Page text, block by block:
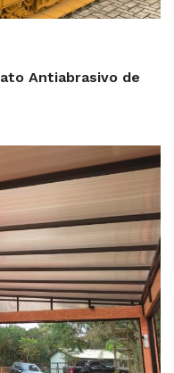
Antiabrasivo de